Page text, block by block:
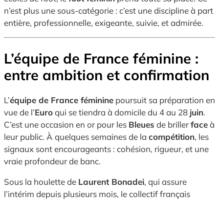
n’est plus une sous-catégorie : c’est une discipline à part
entière, professionnelle, exigeante, suivie, et admirée.
L’équipe de France féminine :
entre ambition et confirmation
L’équipe de France féminine poursuit sa préparation en
vue de l’Euroqui se tiendra à domicile du 4 au 28 juin.
C’est une occasion en or pour les Bleues de brillerfaceà
leur public. À quelques semaines de la compétition, les
signaux sont encourageants : cohésion, rigueur, et une
vraie profondeur de banc.
Sous la houlette de Laurent Bonadei, qui assure
l’intérim depuis plusieurs mois, le collectif français